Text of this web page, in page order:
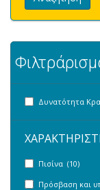
Δυνατότητα
Πισίνα (10)
Πρόσβαση και